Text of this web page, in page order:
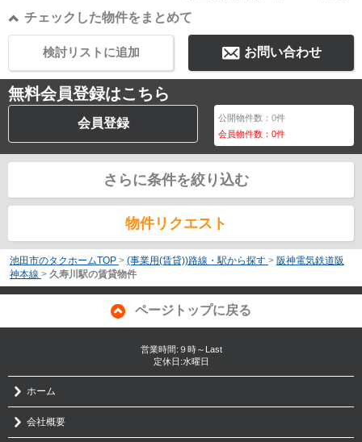
チェックした物件をまとめて
お問い合わせ
検討リストに追加
無料会員登録はこちら
会員登録 公開物件数：0件
会員物件数：0件
さらに条件を絞り込む
物件リクエスト
池田市のタクホームTOP > (事業用(賃貸))路線・駅から探す > 阪神電気鉄道阪
神本線 > 久寿川駅の賃貸物件
ページトップに戻る
営業時間:９時～Last
定休日:水曜日
ホーム
会社概要